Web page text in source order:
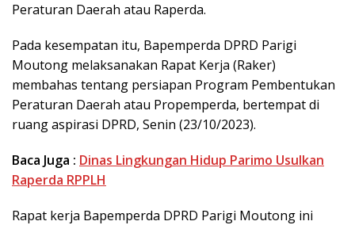
Peraturan Daerah atau Raperda.
Pada kesempatan itu, Bapemperda DPRD Parigi
Moutong melaksanakan Rapat Kerja (Raker)
membahas tentang persiapan Program Pembentukan
Peraturan Daerah atau Propemperda, bertempat di
ruang aspirasi DPRD, Senin (23/10/2023).
Baca Juga : Dinas Lingkungan Hidup Parimo Usulkan
Raperda RPPLH
Rapat kerja Bapemperda DPRD Parigi Moutong ini